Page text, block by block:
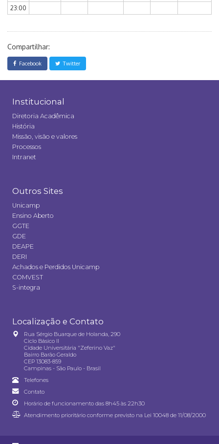
23:00
Compartilhar:
Facebook Twitter
Institucional
Diretoria Acadêmica
História
Missão, visão e valores
Processos
Intranet
Outros Sites
Unicamp
Ensino Aberto
GGTE
GDE
DEAPE
DERI
Achados e Perdidos Unicamp
COMVEST
S-integra
Localização e Contato
Rua Sérgio Buarque de Holanda, 290
Ciclo Básico II
Cidade Universitária "Zeferino Vaz"
Bairro Barão Geraldo
CEP 13083-859
Campinas - São Paulo - Brasil
Telefones
Contato
Horário de funcionamento das 8h45 às 22h30
Atendimento prioritário conforme previsto na Lei 10048 de 11/08/2000